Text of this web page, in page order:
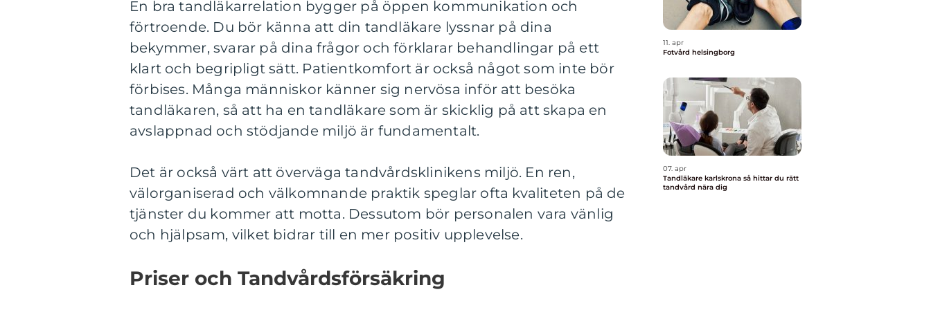
En bra tandläkarrelation bygger på öppen kommunikation och
förtroende. Du bör känna att din tandläkare lyssnar på dina
bekymmer, svarar på dina frågor och förklarar behandlingar på ett
klart och begripligt sätt. Patientkomfort är också något som inte bör
förbises. Många människor känner sig nervösa inför att besöka
tandläkaren, så att ha en tandläkare som är skicklig på att skapa en
avslappnad och stödjande miljö är fundamentalt.
Det är också värt att överväga tandvårdsklinikens miljö. En ren,
välorganiserad och välkomnande praktik speglar ofta kvaliteten på de
tjänster du kommer att motta. Dessutom bör personalen vara vänlig
och hjälpsam, vilket bidrar till en mer positiv upplevelse.
Priser och Tandvårdsförsäkring
11. apr
Fotvård helsingborg
07. apr
Tandläkare karlskrona så hittar du rätt
tandvård nära dig